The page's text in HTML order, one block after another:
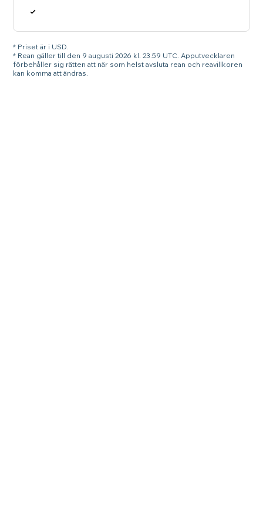
* Priset är i USD.
* Rean gäller till den 9 augusti 2026 kl. 23.59 UTC. Apputvecklaren
förbehåller sig rätten att när som helst avsluta rean och reavillkoren
kan komma att ändras.